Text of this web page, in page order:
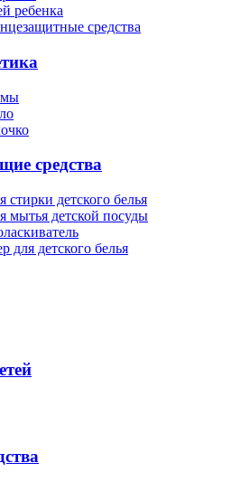
ребенка
средства
средства
стирки детского белья
мытья детской посуды
для детского белья